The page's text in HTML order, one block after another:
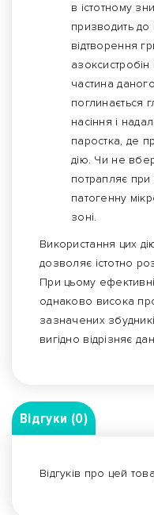
в істотному
призводить до
відтворення
частина
поглинається
насіння і
паростка, де
дію. Чи не
потрапляє при
патогенну
зоні.
Використання цих
дозволяє істотно
При цьому
однаково висока
зазначених
вигідно відрізняє
Відгуки (0)
Відгуків про цей